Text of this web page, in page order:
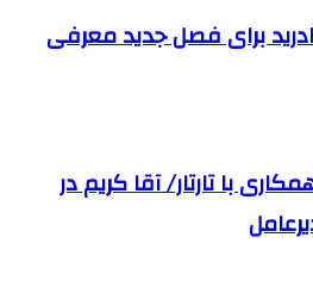
رئال مادرید برای فصل جدید معرفی
با تارتار/ آقا کریم در